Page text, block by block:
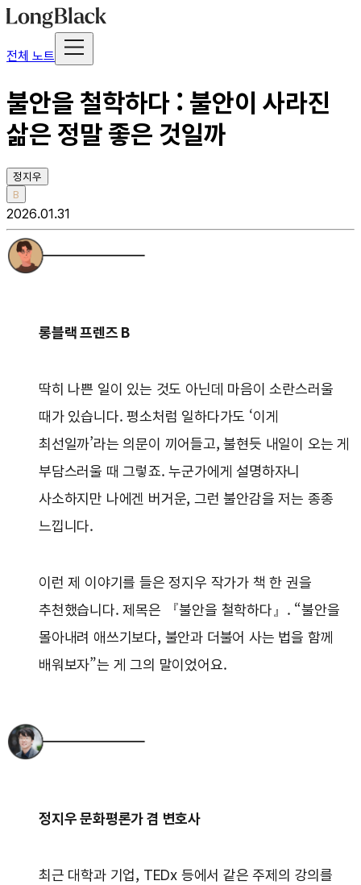
전체 노트
불안을 철학하다 : 불안이 사라진
삶은 정말 좋은 것일까
정지우
B
2026.01.31
롱블랙 프렌즈 B
딱히 나쁜 일이 있는 것도 아닌데 마음이 소란스러울
때가 있습니다. 평소처럼 일하다가도 ‘이게
최선일까’라는 의문이 끼어들고, 불현듯 내일이 오는 게
부담스러울 때 그렇죠. 누군가에게 설명하자니
사소하지만 나에겐 버거운, 그런 불안감을 저는 종종
느낍니다.
이런 제 이야기를 들은 정지우 작가가 책 한 권을
추천했습니다. 제목은 『불안을 철학하다』. “불안을
몰아내려 애쓰기보다, 불안과 더불어 사는 법을 함께
배워보자”는 게 그의 말이었어요.
정지우 문화평론가 겸 변호사
최근 대학과 기업, TEDx 등에서 같은 주제의 강의를